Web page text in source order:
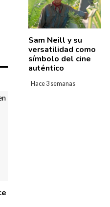
Sam Neill y su
versatilidad como
símbolo del cine
auténtico
Hace 3 semanas